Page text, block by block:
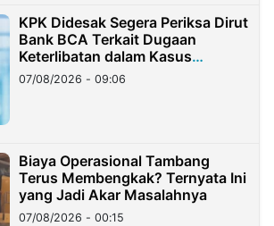
KPK Didesak Segera Periksa Dirut
Bank BCA Terkait Dugaan
Keterlibatan dalam Kasus
Hilangnya Dana Nasabah Rp2,58
Miliar
07/08/2026 - 09:06
Biaya Operasional Tambang
Terus Membengkak? Ternyata Ini
yang Jadi Akar Masalahnya
07/08/2026 - 00:15